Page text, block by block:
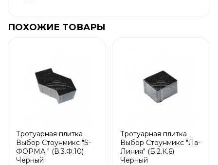
ПОХОЖИЕ ТОВАРЫ
Тротуарная плитка
Выбор Стоунмикс "S-
ФОРМА " (В.3.Ф.10)
Черный
Тротуарная плитка
Выбор Стоунмикс "Ла-
Линия" (Б.2.К.6)
Черный